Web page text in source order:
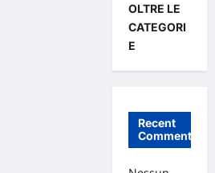
OLTRE LE
CATEGORI
E
Recent
Comments